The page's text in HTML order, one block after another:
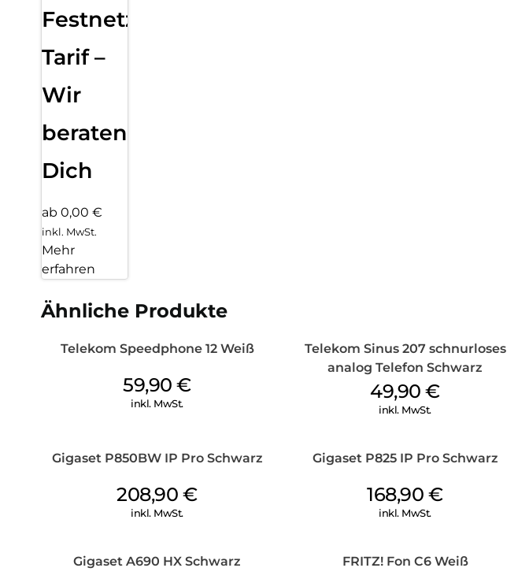
Festnetz
Tarif –
Wir
beraten
Dich
ab 0,00 €
inkl. MwSt.
Mehr
erfahren
Ähnliche Produkte
Telekom Speedphone 12 Weiß
59,90€
inkl. MwSt.
Telekom Sinus 207 schnurloses
analog Telefon Schwarz
49,90€
inkl. MwSt.
Gigaset P850BW IP Pro Schwarz
208,90€
inkl. MwSt.
Gigaset P825 IP Pro Schwarz
168,90€
inkl. MwSt.
Gigaset A690 HX Schwarz FRITZ! Fon C6 Weiß